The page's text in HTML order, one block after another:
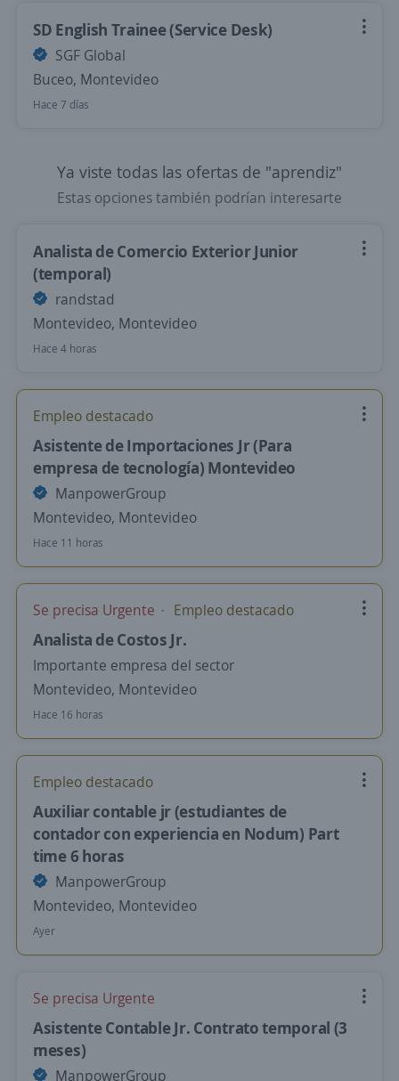
SD English Trainee (Service Desk)
SGF Global
Buceo, Montevideo
Hace 7 días
Ya viste todas las ofertas de "aprendiz"
Estas opciones también podrían interesarte
Analista de Comercio Exterior Junior
(temporal)
randstad
Montevideo, Montevideo
Hace 4 horas
Empleo destacado
Asistente de Importaciones Jr (Para
empresa de tecnología) Montevideo
ManpowerGroup
Montevideo, Montevideo
Hace 11 horas
Se precisa Urgente Empleo destacado
Analista de Costos Jr.
Importante empresa del sector
Montevideo, Montevideo
Hace 16 horas
Empleo destacado
Auxiliar contable jr (estudiantes de
contador con experiencia en Nodum) Part
time 6 horas
ManpowerGroup
Montevideo, Montevideo
Ayer
Se precisa Urgente
Asistente Contable Jr. Contrato temporal (3
meses)
ManpowerGroup